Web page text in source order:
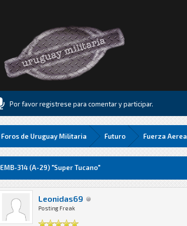
Por favor registrese para comentar y participar.
Foros de Uruguay Militaria Futuro Fuerza Aerea
EMB-314 (A-29) "Super Tucano"
Leonidas69
Posting Freak